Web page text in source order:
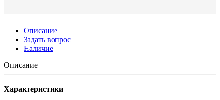
Описание
Задать вопрос
Наличие
Описание
Характеристики